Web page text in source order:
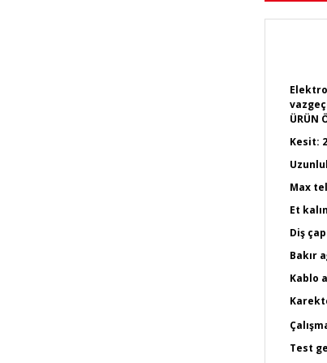
ÜRÜN
Kesit:
Max
Et
Diş
Bakır
Kablo
Test